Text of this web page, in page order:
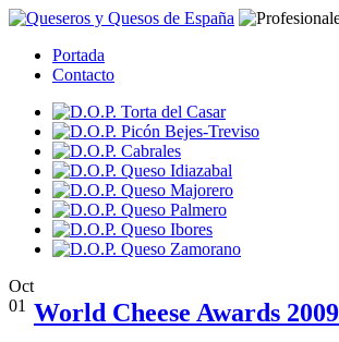
Portada
Contacto
Oct
01 World Cheese Awards